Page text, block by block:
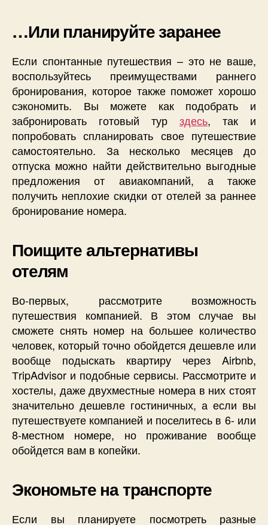
…Или планируйте заранее
Если спонтанные путешествия – это не ваше,
воспользуйтесь преимуществами раннего
бронирования, которое также поможет хорошо
сэкономить. Вы можете как подобрать и
забронировать готовый тур здесь, так и
попробовать спланировать свое путешествие
самостоятельно. За несколько месяцев до
отпуска можно найти действительно выгодные
предложения от авиакомпаний, а также
получить неплохие скидки от отелей за раннее
бронирование номера.
Поищите альтернативы
отелям
Во-первых, рассмотрите возможность
путешествия компанией. В этом случае вы
сможете снять номер на большее количество
человек, который точно обойдется дешевле или
вообще подыскать квартиру через Airbnb,
ТripAdvisor и подобные сервисы. Рассмотрите и
хостелы, даже двухместные номера в них стоят
значительно дешевле гостиничных, а если вы
путешествуете компанией и поселитесь в 6- или
8-местном номере, но проживание вообще
обойдется вам в копейки.
Экономьте на транспорте
Если вы планируете посмотреть разные